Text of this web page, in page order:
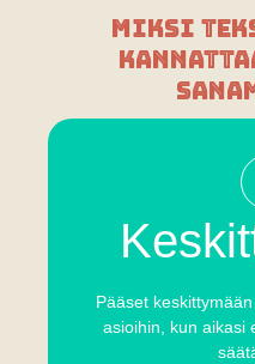
Miksi
Pääset
asioihin, kun aikasi